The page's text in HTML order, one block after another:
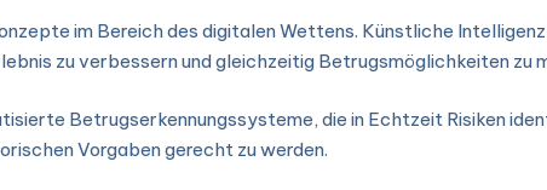
im Bereich des digitalen Wettens. Künstliche Intelligenz
zu verbessern und gleichzeitig Betrugsmöglichkeiten zu
Betrugserkennungssysteme, die in Echtzeit Risiken
Vorgaben gerecht zu werden.